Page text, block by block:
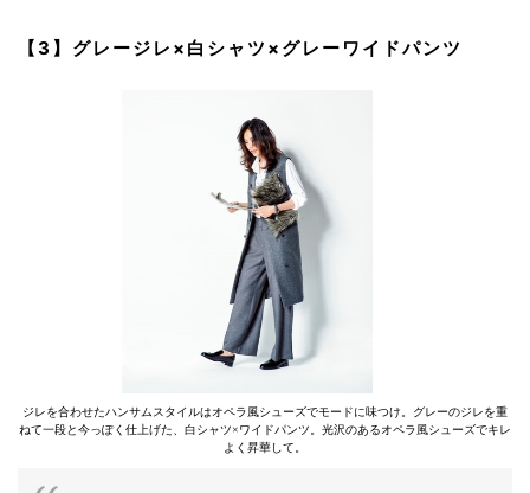
【3】グレージレ×白シャツ×グレーワイドパンツ
ジレを合わせたハンサムスタイルはオペラ風シューズでモードに味つけ。グレーのジレを重
ねて一段と今っぽく仕上げた、白シャツ×ワイドパンツ。光沢のあるオペラ風シューズでキレ
よく昇華して。